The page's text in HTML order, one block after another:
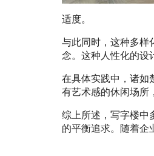
适度。
与此同时，这种多样
念。这种人性化的设
在具体实践中，诸如
有艺术感的休闲场所
综上所述，写字楼中
的平衡追求。随着企